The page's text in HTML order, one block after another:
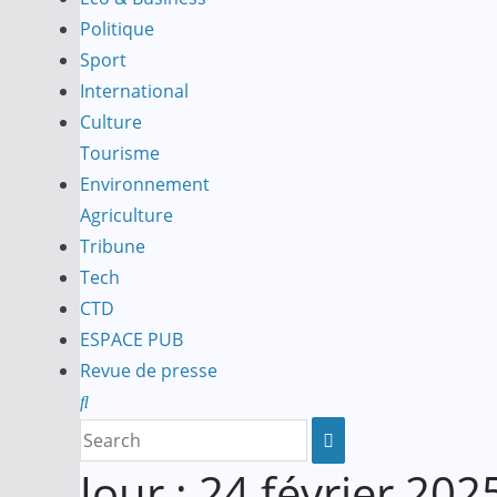
Politique
Sport
International
Culture
Tourisme
Environnement
Agriculture
Tribune
Tech
CTD
ESPACE PUB
Revue de presse